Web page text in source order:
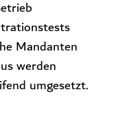
Mandanten
werden
umgesetzt.